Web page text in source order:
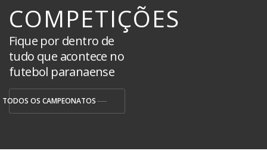
COMPETIÇÕES
Fique por dentro de
tudo que acontece no
futebol paranaense
TODOS OS CAMPEONATOS